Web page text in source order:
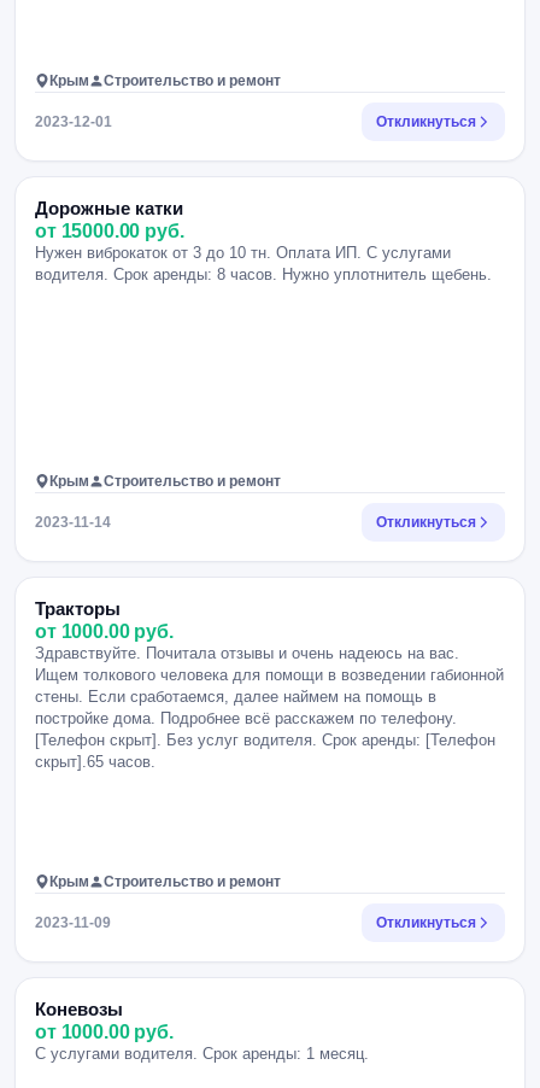
Крым Строительство и ремонт
2023-12-01 Откликнуться
Дорожные катки
от 15000.00 руб.
Нужен виброкаток от 3 до 10 тн. Оплата ИП. С услугами
водителя. Срок аренды: 8 часов. Нужно уплотнитель щебень.
Крым Строительство и ремонт
2023-11-14 Откликнуться
Тракторы
от 1000.00 руб.
Здравствуйте. Почитала отзывы и очень надеюсь на вас.
Ищем толкового человека для помощи в возведении габионной
стены. Если сработаемся, далее наймем на помощь в
постройке дома. Подробнее всё расскажем по телефону.
[Телефон скрыт]. Без услуг водителя. Срок аренды: [Телефон
скрыт].65 часов.
Крым Строительство и ремонт
2023-11-09 Откликнуться
Коневозы
от 1000.00 руб.
С услугами водителя. Срок аренды: 1 месяц.